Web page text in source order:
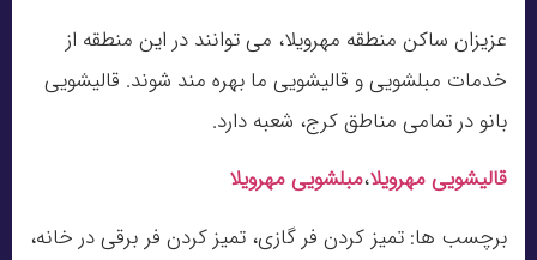
عزیزان ساکن منطقه مهرویلا، می توانند در این منطقه از
خدمات مبلشویی و قالیشویی ما بهره مند شوند. قالیشویی
بانو در تمامی مناطق کرج، شعبه دارد.
قالیشویی مهرویلا،مبلشویی مهرویلا
برچسب ها: تمیز کردن فر گازی، تمیز کردن فر برقی در خانه،